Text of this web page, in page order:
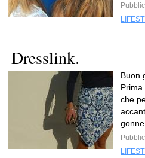
Dresslink.
Buon
che